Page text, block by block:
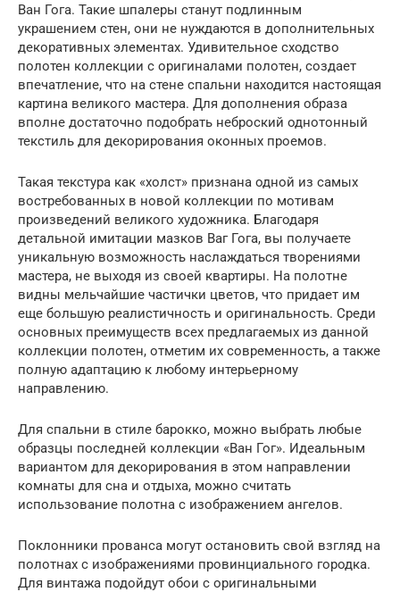
Ван Гога. Такие шпалеры станут подлинным
украшением стен, они не нуждаются в дополнительных
декоративных элементах. Удивительное сходство
полотен коллекции с оригиналами полотен, создает
впечатление, что на стене спальни находится настоящая
картина великого мастера. Для дополнения образа
вполне достаточно подобрать неброский однотонный
текстиль для декорирования оконных проемов.
Такая текстура как «холст» признана одной из самых
востребованных в новой коллекции по мотивам
произведений великого художника. Благодаря
детальной имитации мазков Ваг Гога, вы получаете
уникальную возможность наслаждаться творениями
мастера, не выходя из своей квартиры. На полотне
видны мельчайшие частички цветов, что придает им
еще большую реалистичность и оригинальность. Среди
основных преимуществ всех предлагаемых из данной
коллекции полотен, отметим их современность, а также
полную адаптацию к любому интерьерному
направлению.
Для спальни в стиле барокко, можно выбрать любые
образцы последней коллекции «Ван Гог». Идеальным
вариантом для декорирования в этом направлении
комнаты для сна и отдыха, можно считать
использование полотна с изображением ангелов.
Поклонники прованса могут остановить свой взгляд на
полотнах с изображениями провинциального городка.
Для винтажа подойдут обои с оригинальными